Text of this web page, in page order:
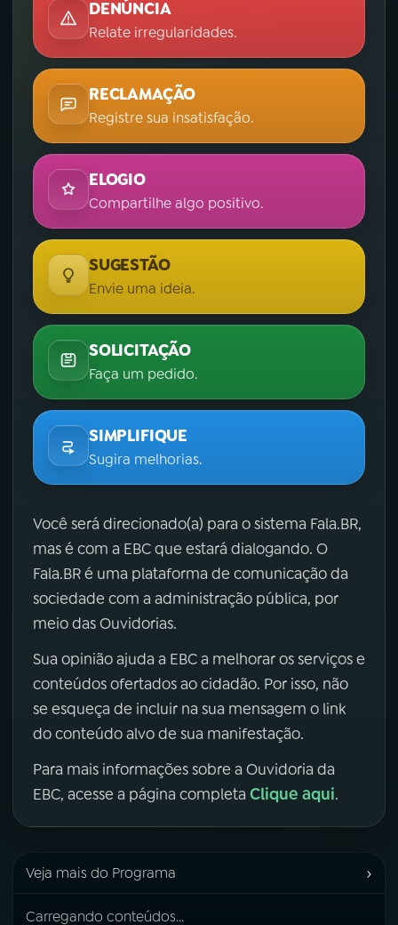
DENÚNCIA
Relate irregularidades.
RECLAMAÇÃO
Registre sua insatisfação.
ELOGIO
Compartilhe algo positivo.
SUGESTÃO
Envie uma ideia.
SOLICITAÇÃO
Faça um pedido.
SIMPLIFIQUE
Sugira melhorias.
Você será direcionado(a) para o sistema Fala.BR,
mas é com a EBC que estará dialogando. O
Fala.BR é uma plataforma de comunicação da
sociedade com a administração pública, por
meio das Ouvidorias.
Sua opinião ajuda a EBC a melhorar os serviços e
conteúdos ofertados ao cidadão. Por isso, não
se esqueça de incluir na sua mensagem o link
do conteúdo alvo de sua manifestação.
Para mais informações sobre a Ouvidoria da
EBC, acesse a página completa Clique aqui.
Veja mais do Programa ›
Carregando conteúdos...